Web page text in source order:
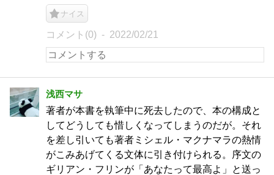
ナイス
コメント(0) 2022/02/21
浅西マサ
著者が本書を執筆中に死去したので、本の構成と
してどうしても惜しくなってしまうのだが。それ
を差し引いても著者ミシェル・マクナマラの熱情
がこみあげてくる文体に引き付けられる。序文の
ギリアン・フリンが「あなたって最高よ」と送っ